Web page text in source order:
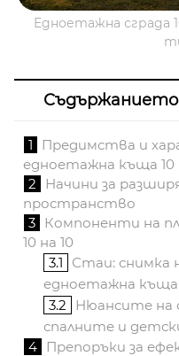
Едноетажна сграда
1
Предимства и
едноетажна къща 10
2
Начини за
пространство
3 Компоненти на
10 на 10
3.1
Стаи: снимка
едноетажна къща
3.2
Нюансите на
спалните и
4 Препоръки за